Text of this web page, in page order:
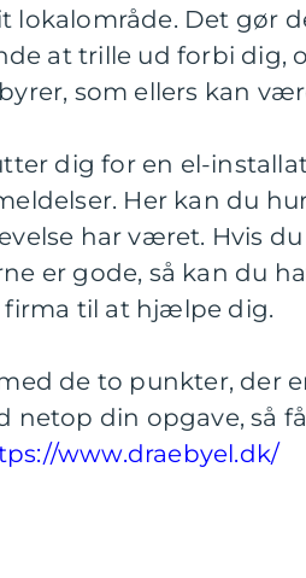
lokalområde. Det gør
at trille ud forbi dig,
som ellers kan
dig for en el-
Her kan du
har været. Hvis
er gode, så kan du
til at hjælpe dig.
de to punkter, der
netop din opgave, så
www.draebyel.dk/